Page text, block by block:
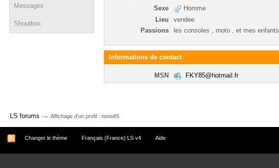
Messages
Shoutbox
Sexe
Homme
Lieu
vendee
Passions
les consoles , moto , et mes enfants
Informations de contact
MSN FKY85@hotmail.fr
LS forums → Affichage d'un profil : nono85
Changer le thème Français (France) LS v4 Aide